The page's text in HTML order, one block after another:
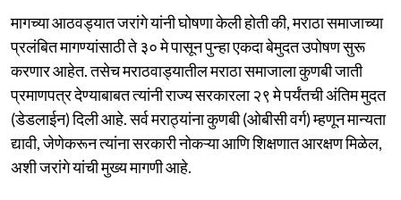
मागच्या आठवड्यात जरांगे यांनी घोषणा केली होती की, मराठा समाजाच्या
प्रलंबित मागण्यांसाठी ते ३० मे पासून पुन्हा एकदा बेमुदत उपोषण सुरू
करणार आहेत. तसेच मराठवाड्यातील मराठा समाजाला कुणबी जाती
प्रमाणपत्र देण्याबाबत त्यांनी राज्य सरकारला २९ मे पर्यंतची अंतिम मुदत
(डेडलाईन) दिली आहे. सर्व मराठ्यांना कुणबी (ओबीसी वर्ग) म्हणून मान्यता
द्यावी, जेणेकरून त्यांना सरकारी नोकऱ्या आणि शिक्षणात आरक्षण मिळेल,
अशी जरांगे यांची मुख्य मागणी आहे.